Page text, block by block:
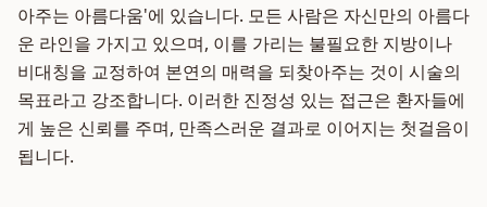
아주는 아름다움'에 있습니다. 모든 사람은 자신만의 아름다
운 라인을 가지고 있으며, 이를 가리는 불필요한 지방이나
비대칭을 교정하여 본연의 매력을 되찾아주는 것이 시술의
목표라고 강조합니다. 이러한 진정성 있는 접근은 환자들에
게 높은 신뢰를 주며, 만족스러운 결과로 이어지는 첫걸음이
됩니다.